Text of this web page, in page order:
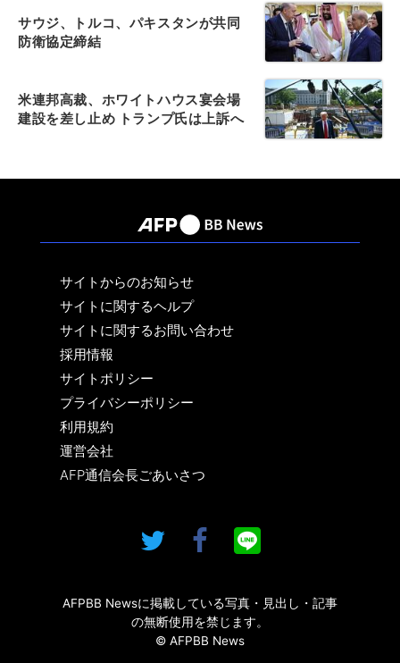
サウジ、トルコ、パキスタンが共同
防衛協定締結
米連邦高裁、ホワイトハウス宴会場
建設を差し止め トランプ氏は上訴へ
サイトからのお知らせ
サイトに関するヘルプ
サイトに関するお問い合わせ
採用情報
サイトポリシー
プライバシーポリシー
利用規約
運営会社
AFP通信会長ごあいさつ
AFPBB Newsに掲載している写真・見出し・記事
の無断使用を禁じます。
© AFPBB News